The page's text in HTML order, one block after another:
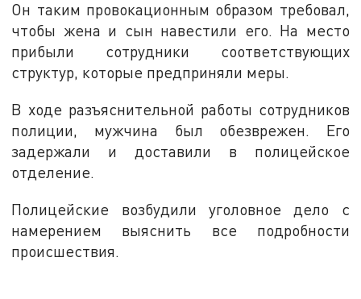
Он таким провокационным образом требовал,
чтобы жена и сын навестили его. На место
прибыли сотрудники соответствующих
структур, которые предприняли меры.
В ходе разъяснительной работы сотрудников
полиции, мужчина был обезврежен. Его
задержали и доставили в полицейское
отделение.
Полицейские возбудили уголовное дело с
намерением выяснить все подробности
происшествия.